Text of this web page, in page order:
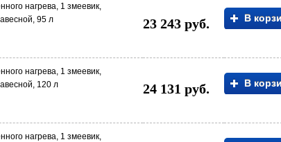
нагрева, 1 змеевик,
95 л
23 243 руб. В
нагрева, 1 змеевик,
120 л
24 131 руб. В
нагрева, 1 змеевик,